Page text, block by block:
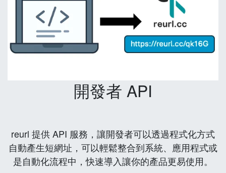
開發者 API
reurl 提供 API 服務，讓開發者可以透過程式化方式
自動產生短網址，可以輕鬆整合到系統、應用程式或
是自動化流程中，快速導入讓你的產品更易使用。